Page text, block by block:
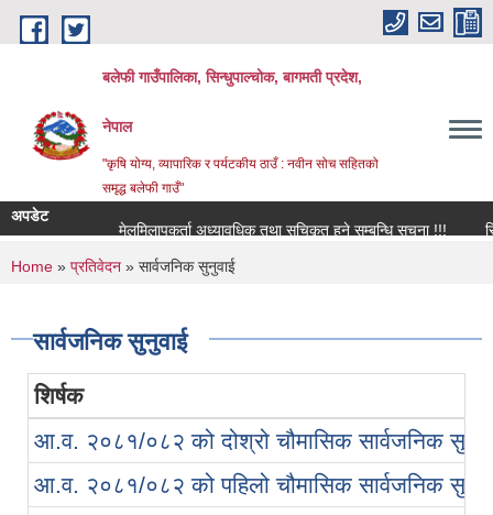
Skip to main content
बलेफी गाउँपालिका, सिन्धुपाल्चोक, बागमती प्रदेश,
नेपाल
"कृषि योग्य, व्यापारिक र पर्यटकीय ठाउँ : नवीन सोच सहितको
समृद्ध बलेफी गाउँ"
अपडेट
मेलमिलापकर्ता अध्यावधिक तथा सूचिकृत हुने सम्बन्धि सूचना !!!
You are here
Home » प्रतिवेदन » सार्वजनिक सुनुवाई
सार्वजनिक सुनुवाई
शिर्षक
आ.व. २०८१/०८२ को दोश्रो चौमासिक सार्वजनिक
आ.व. २०८१/०८२ को पहिलो चौमासिक सार्वजनिक